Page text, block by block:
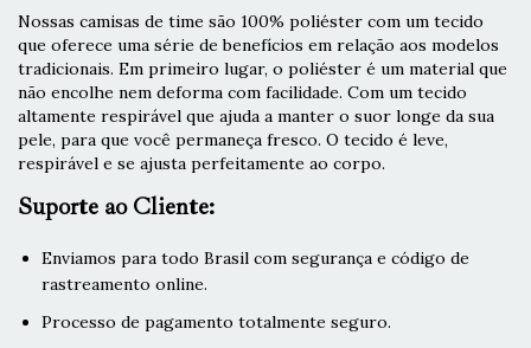
Nossas camisas de time são 100% poliéster com um tecido
que oferece uma série de benefícios em relação aos modelos
tradicionais. Em primeiro lugar, o poliéster é um material que
não encolhe nem deforma com facilidade. Com um tecido
altamente respirável que ajuda a manter o suor longe da sua
pele, para que você permaneça fresco. O tecido é leve,
respirável e se ajusta perfeitamente ao corpo.
Suporte ao Cliente:
Enviamos para todo Brasil com segurança e código de
rastreamento online.
Processo de pagamento totalmente seguro.